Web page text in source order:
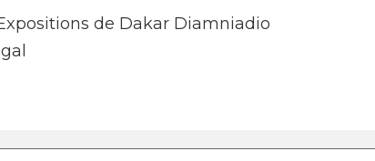
de Dakar Diamniadio